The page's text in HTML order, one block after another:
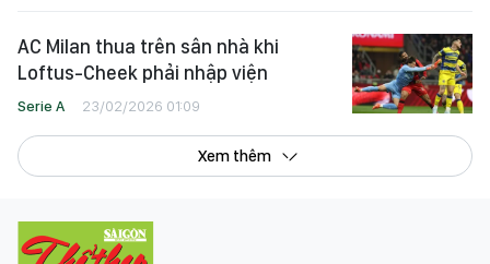
AC Milan thua trên sân nhà khi
Loftus-Cheek phải nhập viện
Serie A 23/02/2026 01:09
Xem thêm